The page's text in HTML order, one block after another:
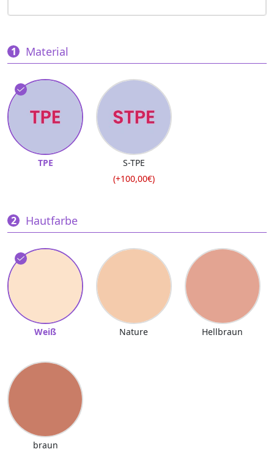
Material
TPE
S-TPE
(+100,00€)
Hautfarbe
Weiß Nature Hellbraun
braun